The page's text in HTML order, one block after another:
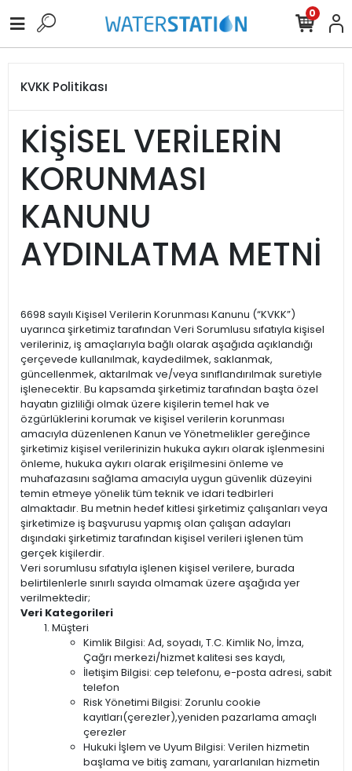
0
KVKK Politikası
KİŞİSEL VERİLERİN
KORUNMASI
KANUNU
AYDINLATMA METNİ
6698 sayılı Kişisel Verilerin Korunması Kanunu (“KVKK”)
uyarınca şirketimiz tarafından Veri Sorumlusu sıfatıyla kişisel
verileriniz, iş amaçlarıyla bağlı olarak aşağıda açıklandığı
çerçevede kullanılmak, kaydedilmek, saklanmak,
güncellenmek, aktarılmak ve/veya sınıflandırılmak suretiyle
işlenecektir. Bu kapsamda şirketimiz tarafından başta özel
hayatın gizliliği olmak üzere kişilerin temel hak ve
özgürlüklerini korumak ve kişisel verilerin korunması
amacıyla düzenlenen Kanun ve Yönetmelikler gereğince
şirketimiz kişisel verilerinizin hukuka aykırı olarak işlenmesini
önleme, hukuka aykırı olarak erişilmesini önleme ve
muhafazasını sağlama amacıyla uygun güvenlik düzeyini
temin etmeye yönelik tüm teknik ve idari tedbirleri
almaktadır. Bu metnin hedef kitlesi şirketimiz çalışanları veya
şirketimize iş başvurusu yapmış olan çalışan adayları
dışındaki şirketimiz tarafından kişisel verileri işlenen tüm
gerçek kişilerdir.
Veri sorumlusu sıfatıyla işlenen kişisel verilere, burada
belirtilenlerle sınırlı sayıda olmamak üzere aşağıda yer
verilmektedir;
Veri Kategorileri
Müşteri
Kimlik Bilgisi: Ad, soyadı, T.C. Kimlik No, İmza,
Çağrı merkezi/hizmet kalitesi ses kaydı,
İletişim Bilgisi: cep telefonu, e-posta adresi, sabit
telefon
Risk Yönetimi Bilgisi: Zorunlu cookie
kayıtları(çerezler),yeniden pazarlama amaçlı
çerezler
Hukuki İşlem ve Uyum Bilgisi: Verilen hizmetin
başlama ve bitiş zamanı, yararlanılan hizmetin